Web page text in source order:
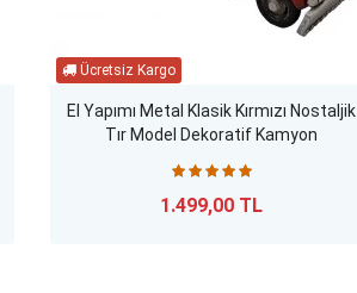
El Yapımı Metal Klasik Kırmızı Nostaljik
Tır Model Dekoratif Kamyon
1.499,00 TL